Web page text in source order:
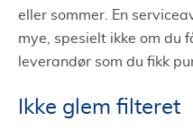
eller sommer. En
mye, spesielt ikke om du
leverandør som du fikk
Ikke glem filteret